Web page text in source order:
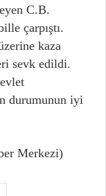
C.B.
çarpıştı.
kaza
sevk edildi.
durumunun iyi
Merkezi)